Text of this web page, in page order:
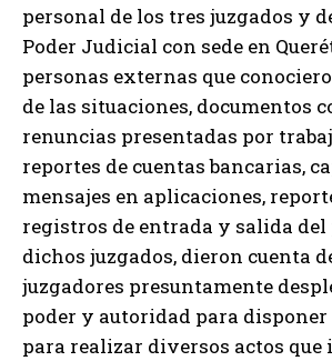
personal de los tres juzgados y
Poder Judicial con sede en
personas externas que
de las situaciones, documentos
renuncias presentadas por
reportes de cuentas bancarias,
mensajes en aplicaciones,
registros de entrada y salida del
dichos juzgados, dieron cuenta
juzgadores presuntamente
poder y autoridad para
para realizar diversos actos que